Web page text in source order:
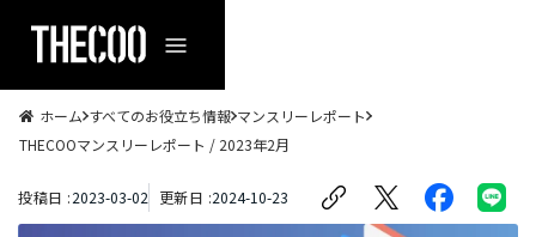
ホーム すべてのお役立ち情報 マンスリーレポート
THECOOマンスリーレポート / 2023年2月
投稿日 :2023-03-02 更新日 :2024-10-23